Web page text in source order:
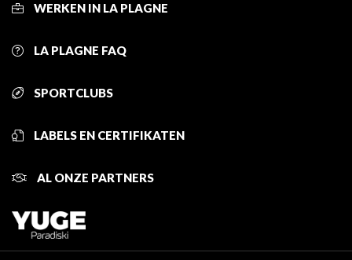
WERKEN IN LA PLAGNE
LA PLAGNE FAQ
SPORTCLUBS
LABELS EN CERTIFIKATEN
AL ONZE PARTNERS